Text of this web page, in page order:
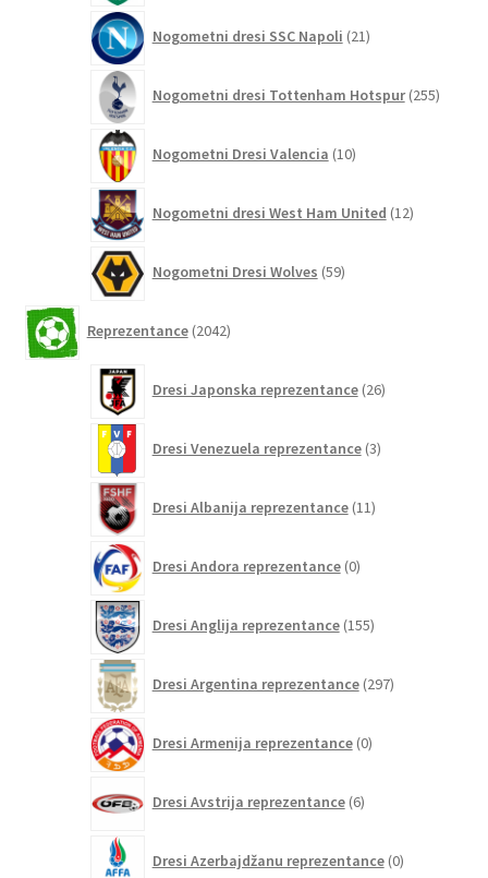
Nogometni dresi SSC Napoli 21izdelkov
Nogometni dresi Tottenham Hotspur 255
Nogometni Dresi Valencia 10izdelkov
Nogometni dresi West Ham United 12izdelkov
Nogometni Dresi Wolves 59izdelkov
Reprezentance 2042izdelkov
Dresi Japonska reprezentance 26izdelkov
Dresi Venezuela reprezentance 3izdelki
Dresi Albanija reprezentance 11izdelkov
Dresi Andora reprezentance 0izdelkov
Dresi Anglija reprezentance 155izdelkov
Dresi Argentina reprezentance 297izdelkov
Dresi Armenija reprezentance 0izdelkov
Dresi Avstrija reprezentance 6izdelkov
Dresi Azerbajdžanu reprezentance 0izdelkov